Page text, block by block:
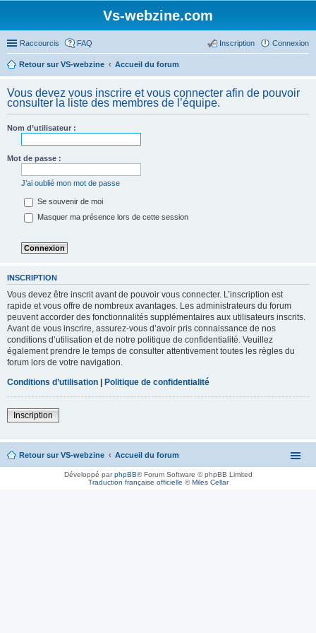
Vs-webzine.com
Raccourcis FAQ Connexion
Inscription
Retour sur VS-webzine Accueil du forum
Vous devez vous inscrire et vous connecter afin de pouvoir
consulter la liste des membres de l’équipe.
Nom d’utilisateur :
Mot de passe :
J’ai oublié mon mot de passe
Se souvenir de moi
Masquer ma présence lors de cette session
INSCRIPTION
Vous devez être inscrit avant de pouvoir vous connecter. L’inscription est
rapide et vous offre de nombreux avantages. Les administrateurs du forum
peuvent accorder des fonctionnalités supplémentaires aux utilisateurs inscrits.
Avant de vous inscrire, assurez-vous d’avoir pris connaissance de nos
conditions d’utilisation et de notre politique de confidentialité. Veuillez
également prendre le temps de consulter attentivement toutes les règles du
forum lors de votre navigation.
Conditions d’utilisation | Politique de confidentialité
Inscription
Retour sur VS-webzine Accueil du forum
Développé parphpBB® Forum Software © phpBB Limited
Traduction française officielle ©Miles Cellar